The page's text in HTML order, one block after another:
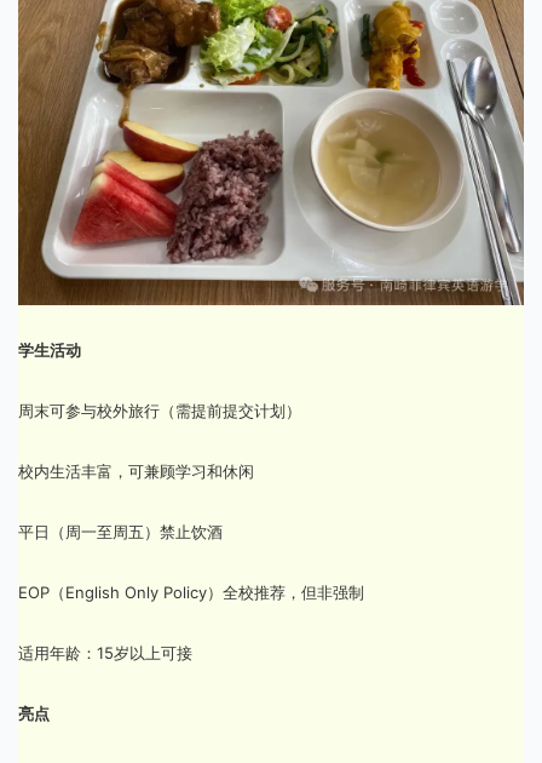
学生活动
周末可参与校外旅行（需提前提交计划）
校内生活丰富，可兼顾学习和休闲
平日（周一至周五）禁止饮酒
EOP（English Only Policy）全校推荐，但非强制
适用年龄：15岁以上可接
亮点